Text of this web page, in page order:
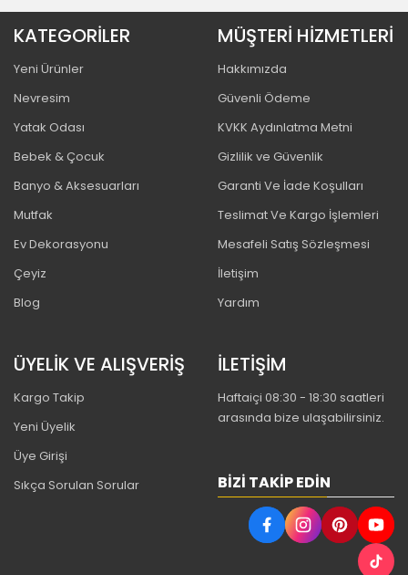
KATEGORİLER
Yeni Ürünler
Nevresim
Yatak Odası
Bebek & Çocuk
Banyo & Aksesuarları
Mutfak
Ev Dekorasyonu
Çeyiz
Blog
MÜŞTERİ HİZMETLERİ
Hakkımızda
Güvenli Ödeme
KVKK Aydınlatma Metni
Gizlilik ve Güvenlik
Garanti Ve İade Koşulları
Teslimat Ve Kargo İşlemleri
Mesafeli Satış Sözleşmesi
İletişim
Yardım
ÜYELİK VE ALIŞVERİŞ
Kargo Takip
Yeni Üyelik
Üye Girişi
Sıkça Sorulan Sorular
İLETİŞİM
Haftaiçi 08:30 - 18:30 saatleri
arasında bize ulaşabilirsiniz.
BIZI TAKIP EDIN